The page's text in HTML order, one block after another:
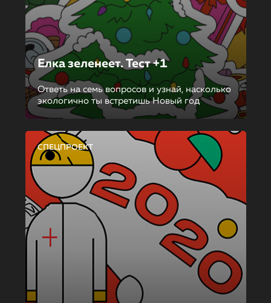
Елка зеленеет. Тест +1
Ответь на семь вопросов и узнай, насколько
экологично ты встретишь Новый год
СПЕЦПРОЕКТ